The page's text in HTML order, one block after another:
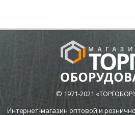
© 1971-2021
Интернет-магазин оптовой и